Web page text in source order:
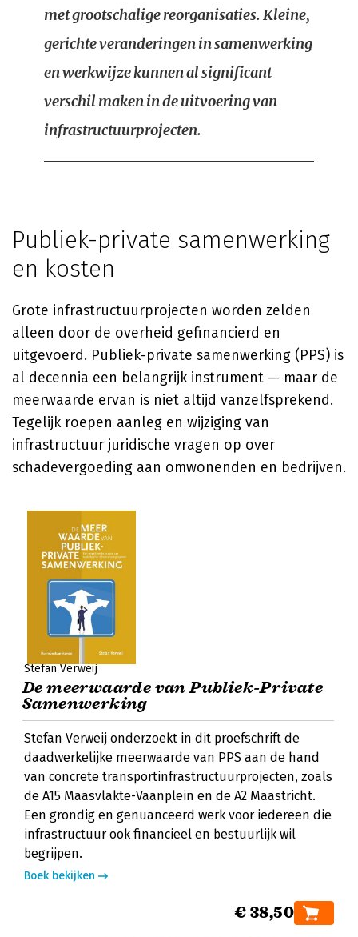
met grootschalige reorganisaties. Kleine,
gerichte veranderingen in samenwerking
en werkwijze kunnen al significant
verschil maken in de uitvoering van
infrastructuurprojecten.
Publiek-private samenwerking
en kosten
Grote infrastructuurprojecten worden zelden
alleen door de overheid gefinancierd en
uitgevoerd. Publiek-private samenwerking (PPS) is
al decennia een belangrijk instrument — maar de
meerwaarde ervan is niet altijd vanzelfsprekend.
Tegelijk roepen aanleg en wijziging van
infrastructuur juridische vragen op over
schadevergoeding aan omwonenden en bedrijven.
Stefan Verweij
De meerwaarde van Publiek-Private
Samenwerking
Stefan Verweij onderzoekt in dit proefschrift de
daadwerkelijke meerwaarde van PPS aan de hand
van concrete transportinfrastructuurprojecten, zoals
de A15 Maasvlakte-Vaanplein en de A2 Maastricht.
Een grondig en genuanceerd werk voor iedereen die
infrastructuur ook financieel en bestuurlijk wil
begrijpen.
Boek bekijken
€ 38,50